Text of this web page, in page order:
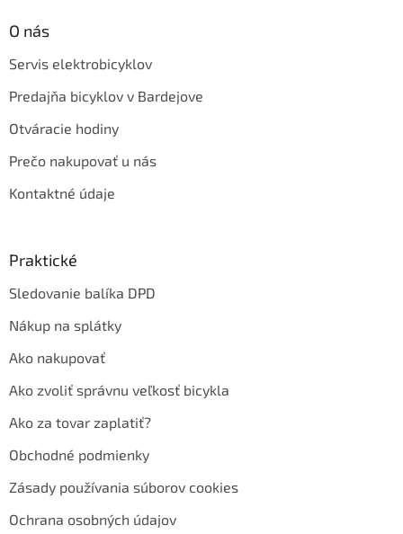
O nás
Servis elektrobicyklov
Predajňa bicyklov v Bardejove
Otváracie hodiny
Prečo nakupovať u nás
Kontaktné údaje
Praktické
Sledovanie balíka DPD
Nákup na splátky
Ako nakupovať
Ako zvoliť správnu veľkosť bicykla
Ako za tovar zaplatiť?
Obchodné podmienky
Zásady používania súborov cookies
Ochrana osobných údajov